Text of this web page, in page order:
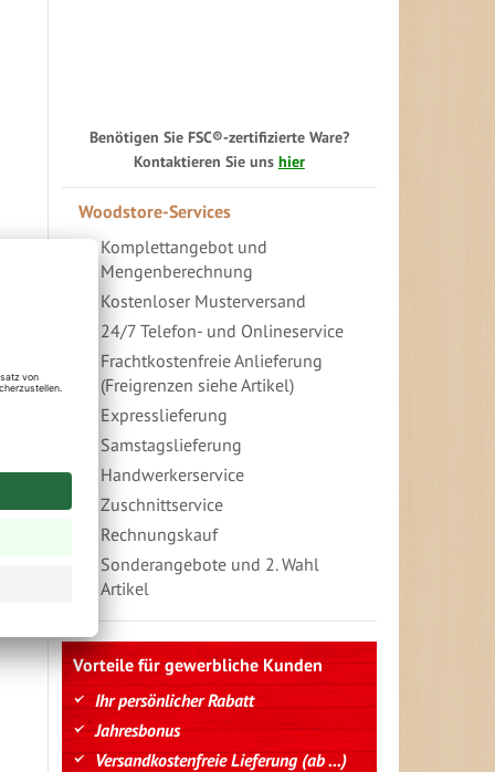
Richtung
Benötigen Sie FSC®-zertifizierte Ware?
Kontaktieren Sie uns hier
Woodstore-Services
Komplettangebot und
Mengenberechnung
Kostenloser Musterversand
24/7 Telefon- und Onlineservice
Frachtkostenfreie Anlieferung
(Freigrenzen siehe Artikel)
Expresslieferung
Samstagslieferung
Handwerkerservice
Zuschnittservice
Rechnungskauf
Sonderangebote und 2. Wahl
Artikel
Vorteile für gewerbliche Kunden
Ihr persönlicher Rabatt
Jahresbonus
Versandkostenfreie Lieferung (ab ...)